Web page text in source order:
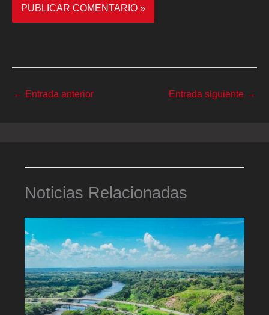
← Entrada anterior Entrada siguiente →
Noticias Relacionadas